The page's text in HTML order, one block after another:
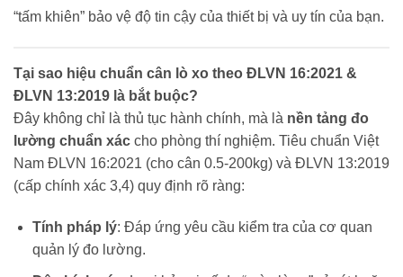
“tấm khiên” bảo vệ độ tin cậy của thiết bị và uy tín của bạn.
Tại sao hiệu chuẩn cân lò xo theo ĐLVN 16:2021 &
ĐLVN 13:2019 là bắt buộc?
Đây không chỉ là thủ tục hành chính, mà là nền tảng đo
lường chuẩn xác cho phòng thí nghiệm. Tiêu chuẩn Việt
Nam ĐLVN 16:2021 (cho cân 0.5-200kg) và ĐLVN 13:2019
(cấp chính xác 3,4) quy định rõ ràng:
Tính pháp lý: Đáp ứng yêu cầu kiểm tra của cơ quan
quản lý đo lường.